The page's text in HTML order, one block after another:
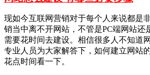
现如今互联网营销对于每个人来说都是
销当中离不开网站，不管是PC端网站还
需要花时间去建设。相信很多人不知道
专业人员为大家解答下，如何建立网站
花点时间看一下。